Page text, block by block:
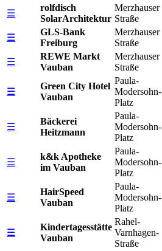
☰
rolfdisch
SolarArchitektur
Merzhauser
Straße
☰
GLS-Bank
Freiburg
Merzhauser
Straße
☰
REWE Markt
Vauban
Merzhauser
Straße
☰
Green City Hotel
Vauban
Paula-
Modersohn-
Platz
☰
Bäckerei
Heitzmann
Paula-
Modersohn-
Platz
☰
k&k Apotheke
im Vauban
Paula-
Modersohn-
Platz
☰
HairSpeed
Vauban
Paula-
Modersohn-
Platz
☰
Kindertagesstätte
Vauban
Rahel-
Varnhagen-
Straße